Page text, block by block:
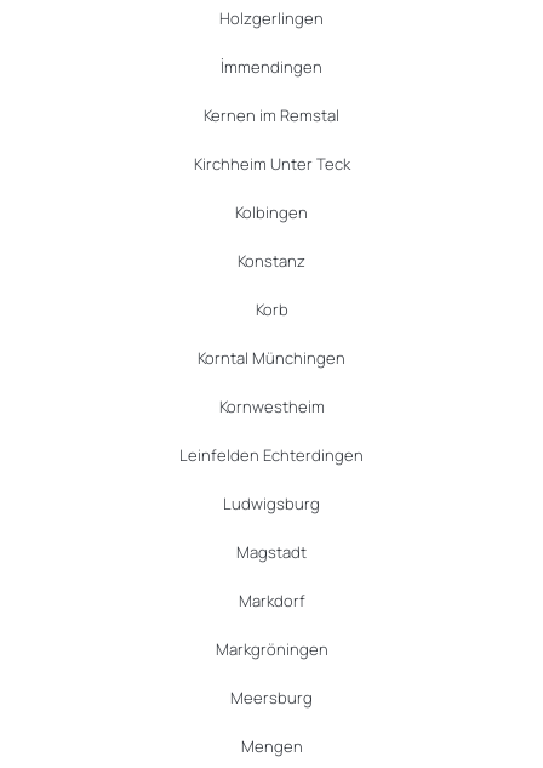
Holzgerlingen
İmmendingen
Kernen im Remstal
Kirchheim Unter Teck
Kolbingen
Konstanz
Korb
Korntal Münchingen
Kornwestheim
Leinfelden Echterdingen
Ludwigsburg
Magstadt
Markdorf
Markgröningen
Meersburg
Mengen